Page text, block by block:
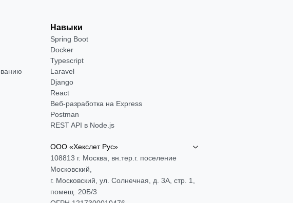
Навыки
Spring Boot
Docker
Typescript
Laravel
Django
React
Веб-разработка на Express
Postman
REST API в Node.js
ООО «Хекслет Рус»
108813 г. Москва, вн.тер.г. поселение
Московский,
г. Московский, ул. Солнечная, д. 3А, стр. 1,
помещ. 20Б/3